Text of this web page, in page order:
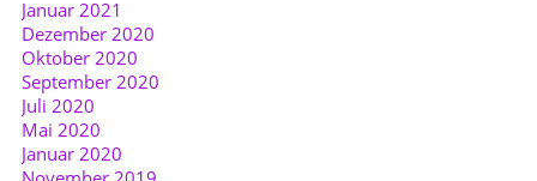
Januar 2021
Dezember 2020
Oktober 2020
September 2020
Juli 2020
Mai 2020
Januar 2020